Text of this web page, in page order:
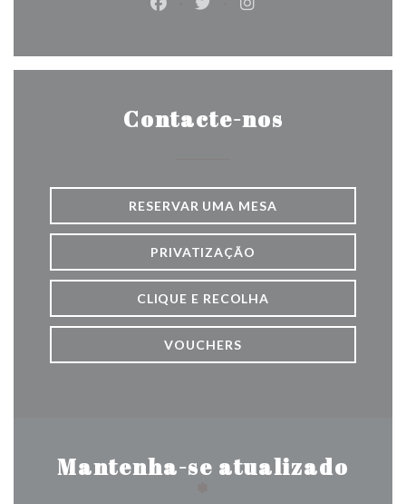
Facebook ((abre numa nova janela))
Twitter ((abre numa nova
Instagram ((abre
Contacte-nos
RESERVAR UMA MESA
PRIVATIZAÇÃO
CLIQUE E RECOLHA
VOUCHERS
Mantenha-se atualizado